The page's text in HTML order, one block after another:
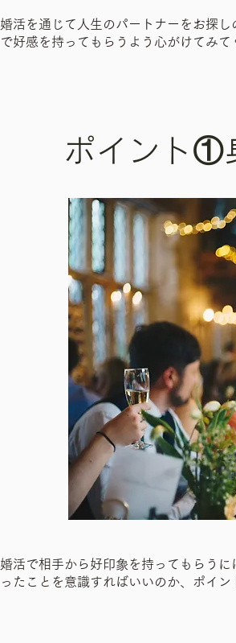
婚活を通じて人生のパートナーをお探
で好感を持ってもらうよう心がけてみて
ポイント①
婚活で相手から好印象を持ってもらう
ったことを意識すればいいのか、ポイン